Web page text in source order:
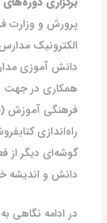
پرورش و وزارت
الکترونیک
دانش آموزی
همکاری در جهت
فرهنگی آموزش
راه‌اندازی
گوشه‌ای دیگر
دانش و اندیشه
در ادامه نگاهی